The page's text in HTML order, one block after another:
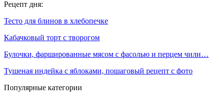
Рецепт дня:
Тесто для блинов в хлебопечке
Кабачковый торт с творогом
Булочки, фаршированные мясом с фасолью и перцем чили…
Тушеная индейка с яблоками, пошаговый рецепт с фото
Популярные категории